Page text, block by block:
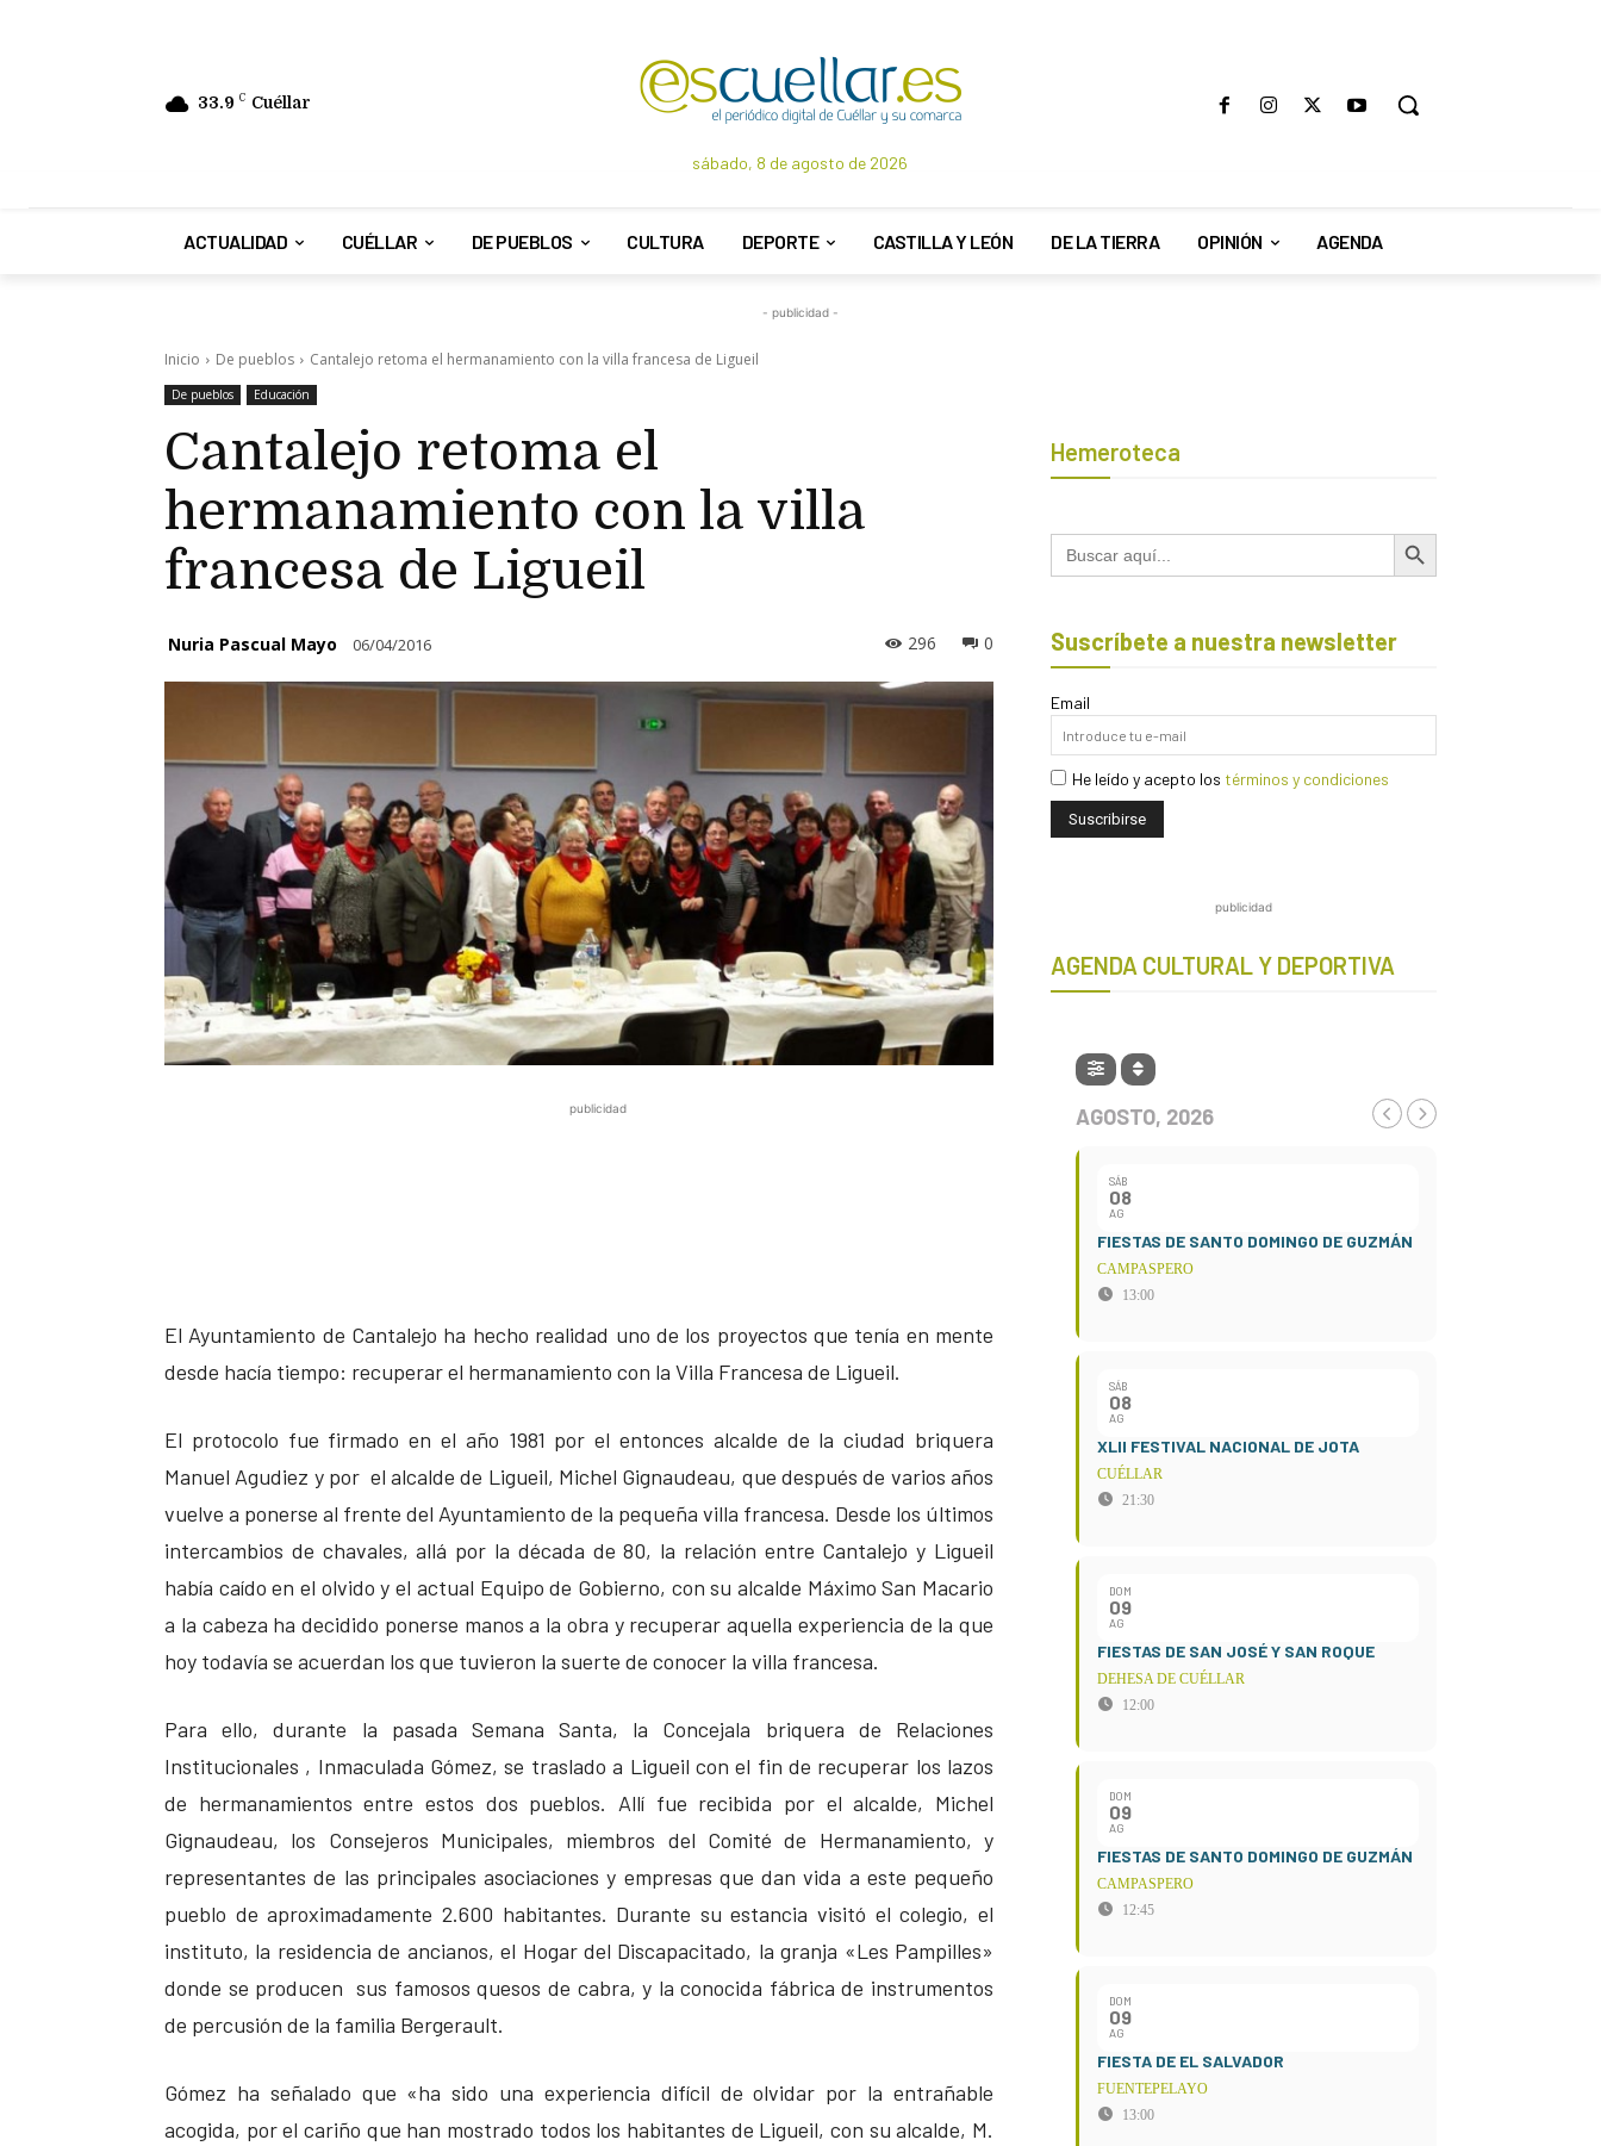
33.9 C Cuéllar
sábado, 8 de agosto de 2026
ACTUALIDAD CUÉLLAR DE PUEBLOS CULTURA DEPORTE CASTILLA Y LEÓN DE LA TIERRA OPINIÓN AGENDA
- publicidad -
Inicio De pueblos Cantalejo retoma el hermanamiento con la villa francesa de Ligueil
De pueblos Educación
Cantalejo retoma el
hermanamiento con la villa
francesa de Ligueil
Nuria Pascual Mayo 06/04/2016 0
296
publicidad
El Ayuntamiento de Cantalejo ha hecho realidad uno de los proyectos que tenía en mente
desde hacía tiempo: recuperar el hermanamiento con la Villa Francesa de Ligueil.
El protocolo fue firmado en el año 1981 por el entonces alcalde de la ciudad briquera
Manuel Agudiez y por el alcalde de Ligueil, Michel Gignaudeau, que después de varios años
vuelve a ponerse al frente del Ayuntamiento de la pequeña villa francesa. Desde los últimos
intercambios de chavales, allá por la década de 80, la relación entre Cantalejo y Ligueil
había caído en el olvido y el actual Equipo de Gobierno, con su alcalde Máximo San Macario
a la cabeza ha decidido ponerse manos a la obra y recuperar aquella experiencia de la que
hoy todavía se acuerdan los que tuvieron la suerte de conocer la villa francesa.
Para ello, durante la pasada Semana Santa, la Concejala briquera de Relaciones
Institucionales , Inmaculada Gómez, se traslado a Ligueil con el fin de recuperar los lazos
de hermanamientos entre estos dos pueblos. Allí fue recibida por el alcalde, Michel
Gignaudeau, los Consejeros Municipales, miembros del Comité de Hermanamiento, y
representantes de las principales asociaciones y empresas que dan vida a este pequeño
pueblo de aproximadamente 2.600 habitantes. Durante su estancia visitó el colegio, el
instituto, la residencia de ancianos, el Hogar del Discapacitado, la granja «Les Pampilles»
donde se producen sus famosos quesos de cabra, y la conocida fábrica de instrumentos
de percusión de la familia Bergerault.
Gómez ha señalado que «ha sido una experiencia difícil de olvidar por la entrañable
acogida, por el cariño que han mostrado todos los habitantes de Ligueil, con su alcalde, M.
Hemeroteca
Buscar: Botón de búsqueda
Suscríbete a nuestra newsletter
Email
He leído y acepto los términos y condiciones
publicidad
AGENDA CULTURAL Y DEPORTIVA
AGOSTO, 2026
SÁB
08
AG
FIESTAS DE SANTO DOMINGO DE GUZMÁN
CAMPASPERO
13:00
SÁB
08
AG
XLII FESTIVAL NACIONAL DE JOTA
CUÉLLAR
21:30
DOM
09
AG
FIESTAS DE SAN JOSÉ Y SAN ROQUE
DEHESA DE CUÉLLAR
12:00
DOM
09
AG
FIESTAS DE SANTO DOMINGO DE GUZMÁN
CAMPASPERO
12:45
DOM
09
AG
FIESTA DE EL SALVADOR
FUENTEPELAYO
13:00